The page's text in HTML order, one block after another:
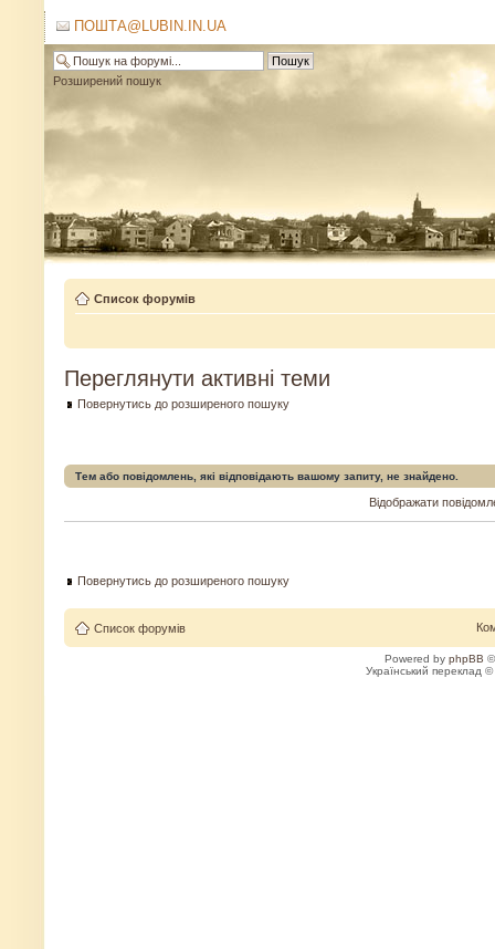
ПОШТА@LUBIN.IN.UA
Розширений пошук
Список форумів
Переглянути активні теми
Повернутись до розширеного пошуку
Тем або повідомлень, які відповідають вашому запиту, не знайдено.
Відображати
Повернутись до розширеного пошуку
Список форумів
Powered by phpBB
Український переклад